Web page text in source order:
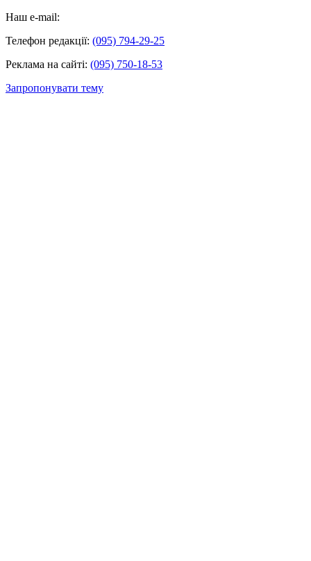
Наш e-mail:
Телефон редакції: (095) 794-29-25
Реклама на сайті: (095) 750-18-53
Запропонувати тему